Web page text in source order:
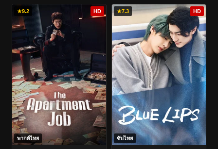
★9.2 HD
พากย์ไทย
★7.3 HD
ซับไทย